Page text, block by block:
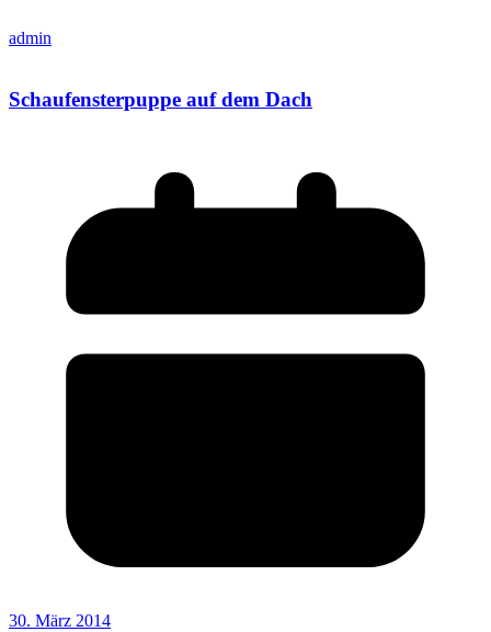
admin
Schaufensterpuppe auf dem Dach
30. März 2014